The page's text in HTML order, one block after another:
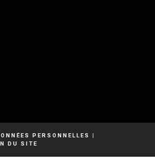
PERSONNELLES
|
DU SITE